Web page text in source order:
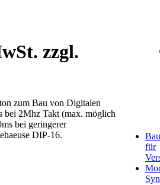
zzgl.
zum Bau von Digitalen
bei 2Mhz Takt (max. möglich
bei geringerer
DIP-16.
für